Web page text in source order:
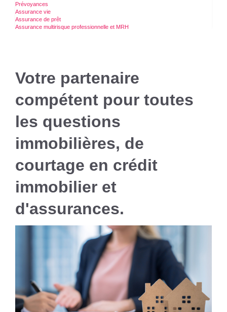
Prévoyances
Assurance vie
Assurance de prêt
Assurance multirisque professionnelle et MRH
Votre partenaire
compétent pour toutes
les questions
immobilières, de
courtage en crédit
immobilier et
d'assurances.